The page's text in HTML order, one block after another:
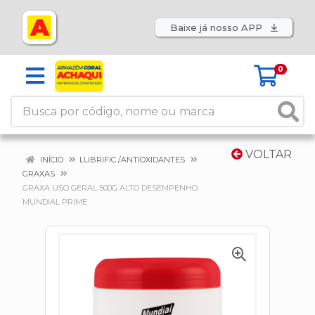
Baixe já nosso APP
0
VOLTAR
INÍCIO
LUBRIFIC./ANTIOXIDANTES
GRAXAS
GRAXA USO GERAL 500G ALTO DESEMPENHO
MUNDIAL PRIME